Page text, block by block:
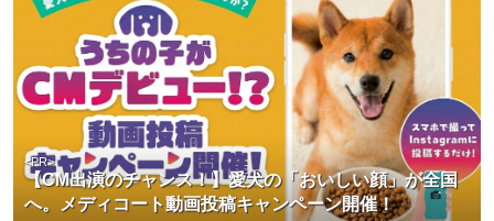
【CM出演のチャンス！】愛犬の「おいしい顔」が全国
へ。メディコート動画投稿キャンペーン開催！
<PR>